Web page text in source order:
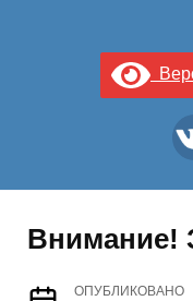
Внимание!
ОПУБЛИКОВАНО